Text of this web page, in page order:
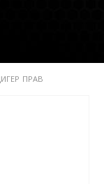
ПРАВ